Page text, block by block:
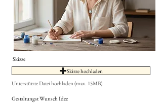
Skizze
Skizze hochladen
Unterstützte Datei hochladen (max. 15MB)
Gestaltungst Wunsch Idee